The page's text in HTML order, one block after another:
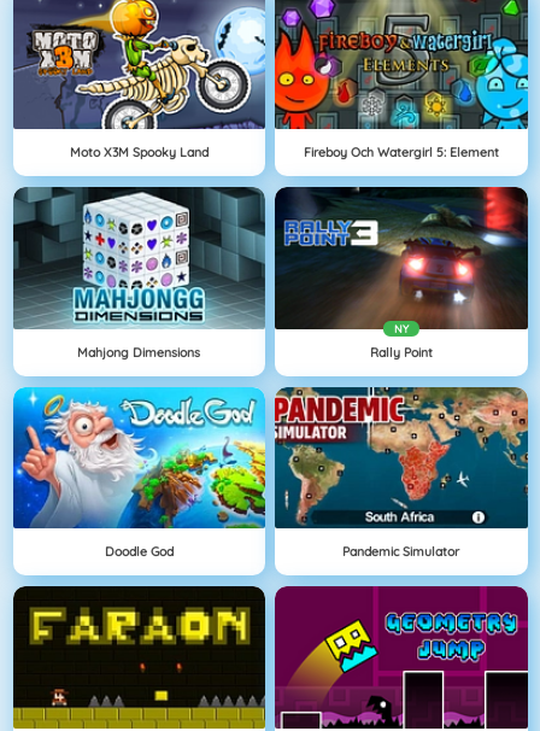
Moto X3M Spooky Land Fireboy Och Watergirl 5: Element
Mahjong Dimensions
NY
Rally Point
Doodle God Pandemic Simulator